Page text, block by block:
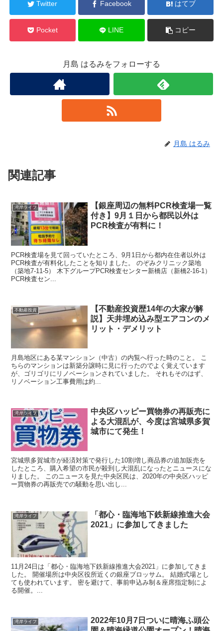
Twitter Facebook はてブ
Pocket LINE コピー
月島 はるみをフォローする
月島 はるみ
関連記事
湾岸ライフ
【銀座周辺の無料PCR検査場一覧
付き】9月１日から都民以外は
PCR検査が有料に！
PCR検査場を見て回っていたところ、9月1日から都内在住者以外は
PCR検査が有料化したことを知りました。 のぞみクリニック築地
（築地7-11-5） 木下グループPCR検査センター新橋店（新橋2-16-1）
PCR検査セン...
不動産投資
【不動産投資歴14年の大家が解
説】天井埋め込み型エアコンのメ
リット・デメリット
月島地区にある某マンション（中古）の内覧へ行った時のこと。 こ
ちらのマンションは新築分譲時に見に行ったのでよく覚えています
が、ゴリゴリにリノベーションされていました。 それもそのはず、
リノベーション工事費用は約...
湾岸ライフ
中央区ハッピー買物券の再販売に
よる大混乱が、今度は宮城県多賀
城市にて発生！
宮城県多賀城市が経済対策で発行した10割増し商品券の追加販売を
したところ、購入希望の市民が殺到し大混乱になったとニュースにな
りました。 このニュースを見た中央区民は、2020年の中央区ハッピ
ー買物券の再販売での騒動を思い出し...
湾岸ライフ
「都心・臨海地下鉄新線推進大会
2021」に参加してきました
11月24日は「都心・臨海地下鉄新線推進大会2021」に参加してきま
した。 開催場所は中央区役所近くの銀座ブロッサム。 結婚式場とし
ても使われています。 密を避けて、事前申込み制＆座席指定制によ
る開催。...
湾岸ライフ
2022年10月7日ついに晴海ふ頭公